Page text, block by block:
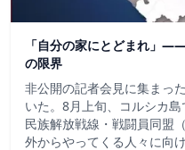
「自分の家にとどまれ」
の限界
非公開の記者会見に集まっ
いた。8月上旬、コルシカ
民族解放戦線・戦闘員同盟
外からやってくる人々に向